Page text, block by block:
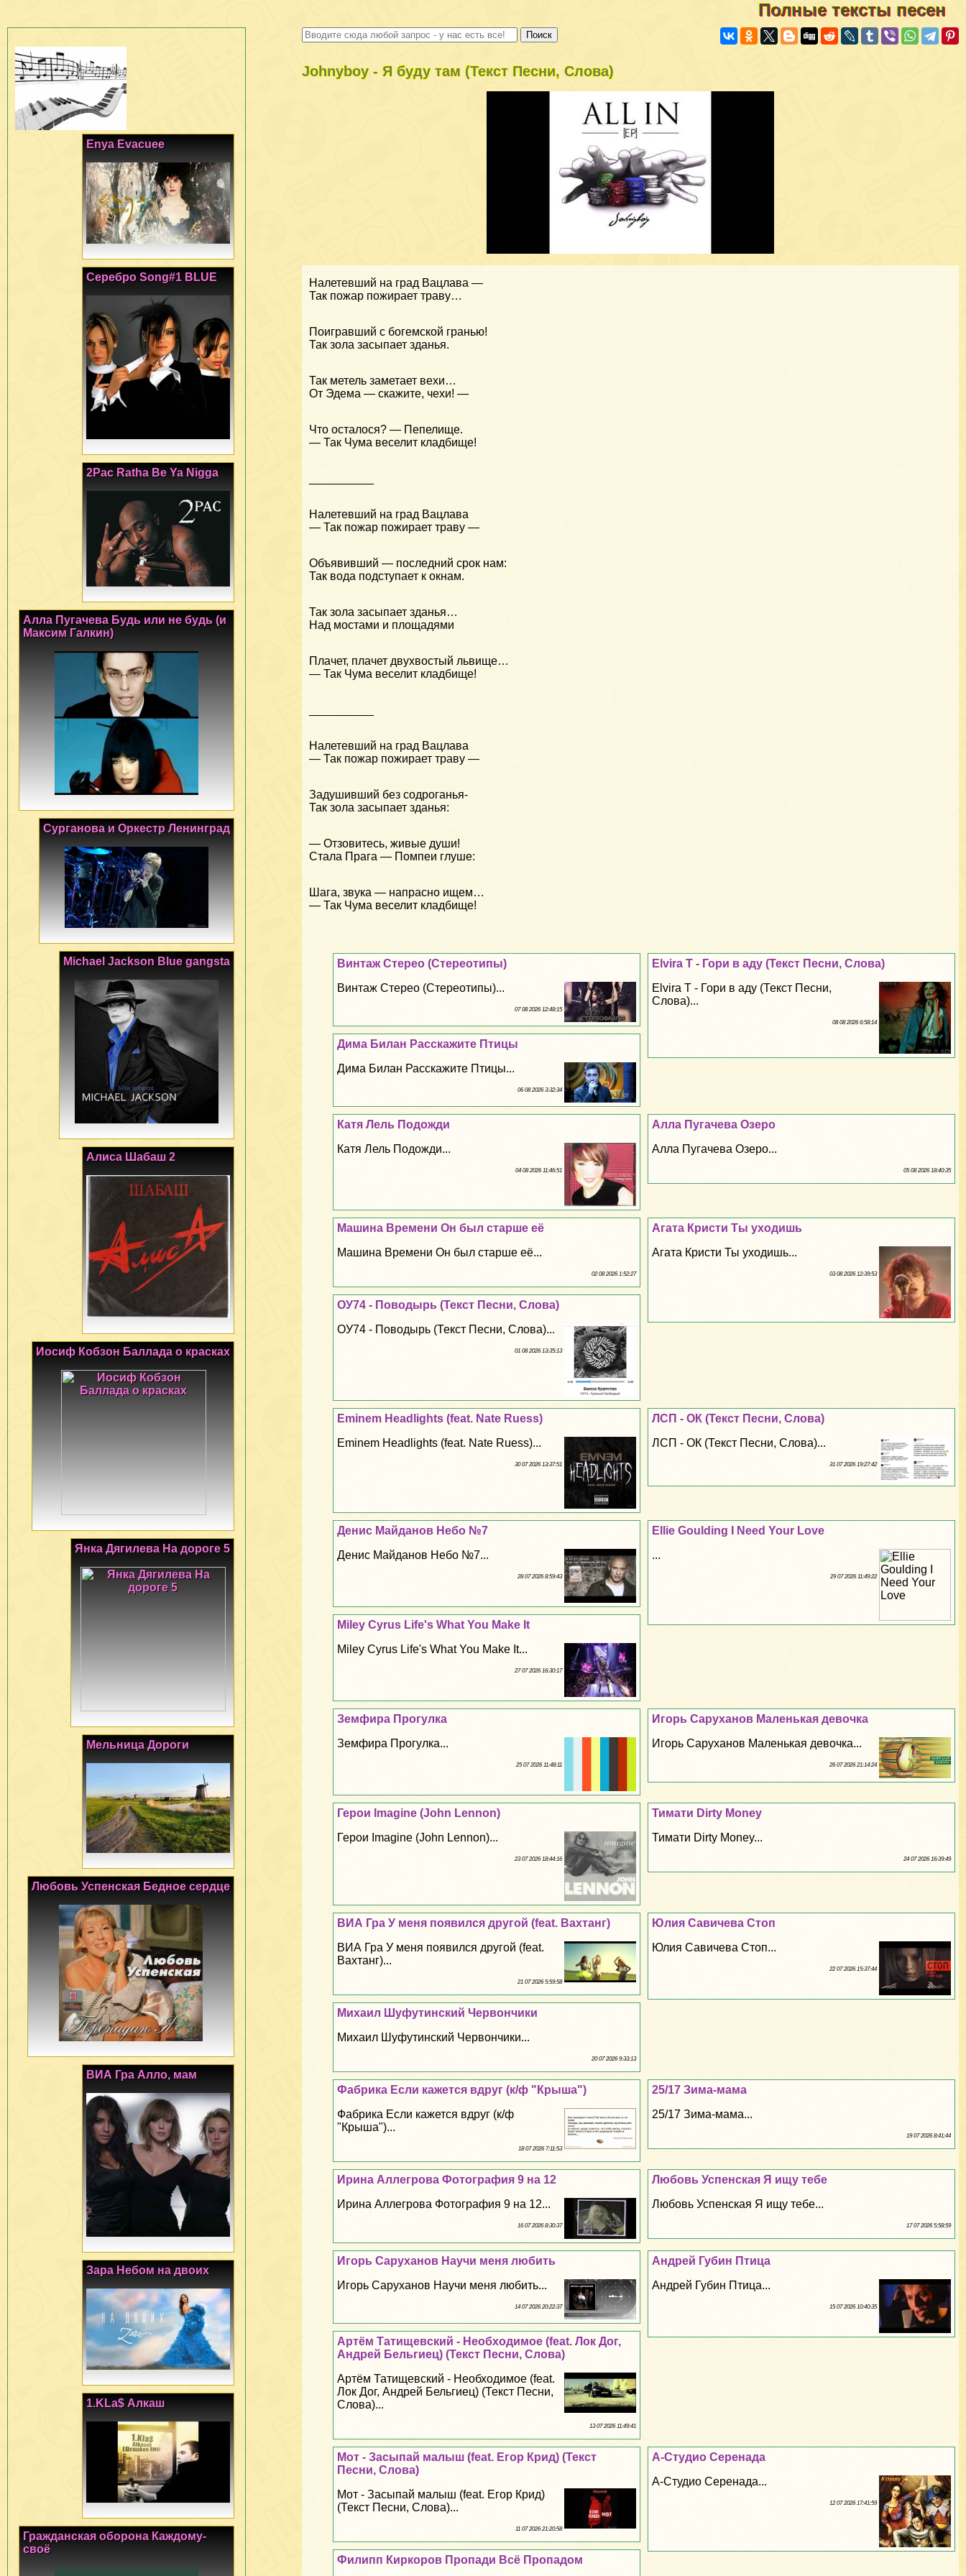
Полные тексты песен
Johnyboy - Я буду там (Текст Песни, Слова)
Налетевший на град Вацлава —
Так пожар пожирает траву…
Поигравший с богемской гранью!
Так зола засыпает зданья.
Так метель заметает вехи…
От Эдема — скажите, чехи! —
Что осталося? — Пепелище.
— Так Чума веселит кладбище!
Налетевший на град Вацлава
— Так пожар пожирает траву —
Объявивший — последний срок нам:
Так вода подступает к окнам.
Так зола засыпает зданья…
Над мостами и площадями
Плачет, плачет двухвостый львище…
— Так Чума веселит кладбище!
Налетевший на град Вацлава
— Так пожар пожирает траву —
Задушивший без содроганья-
Так зола засыпает зданья:
— Отзовитесь, живые души!
Стала Прага — Помпеи глуше:
Шага, звука — напрасно ищем…
— Так Чума веселит кладбище!
Elvira T - Гори в аду (Текст Песни, Слова)
Elvira T - Гори в аду (Текст Песни,
Слова)...
08 08 2026 6:58:14
Винтаж Стерео (Стереотипы)
Винтаж Стерео (Стереотипы)...
07 08 2026 12:48:15
Дима Билан Расскажите Птицы
Дима Билан Расскажите Птицы...
06 08 2026 3:32:34
Алла Пугачева Озеро
Алла Пугачева Озеро...
05 08 2026 18:40:35
Катя Лель Подожди
Катя Лель Подожди...
04 08 2026 11:46:51
Агата Кристи Ты уходишь
Агата Кристи Ты уходишь...
03 08 2026 12:39:53
Машина Времени Он был старше её
Машина Времени Он был старше её...
02 08 2026 1:52:27
ОУ74 - Поводырь (Текст Песни, Слова)
ОУ74 - Поводырь (Текст Песни, Слова)...
01 08 2026 13:35:13
ЛСП - ОК (Текст Песни, Слова)
ЛСП - ОК (Текст Песни, Слова)...
31 07 2026 19:27:42
Eminem Headlights (feat. Nate Ruess)
Eminem Headlights (feat. Nate Ruess)...
30 07 2026 13:37:51
Ellie Goulding I Need Your Love
...
29 07 2026 11:49:22
Денис Майданов Небо №7
Денис Майданов Небо №7...
28 07 2026 8:59:43
Miley Cyrus Life's What You Make It
Miley Cyrus Life's What You Make It...
27 07 2026 16:30:17
Игорь Саруханов Маленькая дeвoчка
Игорь Саруханов Маленькая дeвoчка...
26 07 2026 21:14:24
Земфира Прогулка
Земфира Прогулка...
25 07 2026 11:48:11
Тимати Dirty Money
Тимати Dirty Money...
24 07 2026 16:39:49
Герои Imagine (John Lennon)
Герои Imagine (John Lennon)...
23 07 2026 18:44:16
Юлия Савичева Стоп
Юлия Савичева Стоп...
22 07 2026 15:37:44
ВИА Гра У меня появился другой (feat. Вахтанг)
ВИА Гра У меня появился другой (feat.
Вахтанг)...
21 07 2026 5:59:58
Михаил Шуфутинский Червончики
Михаил Шуфутинский Червончики...
20 07 2026 9:33:13
25/17 Зима-мама
25/17 Зима-мама...
19 07 2026 8:41:44
Фабрика Если кажется вдруг (к/ф "Крыша")
Фабрика Если кажется вдруг (к/ф
"Крыша")...
18 07 2026 7:11:53
Любовь Успенская Я ищу тебе
Любовь Успенская Я ищу тебе...
17 07 2026 5:58:59
Ирина Аллегрова Фотография 9 на 12
Ирина Аллегрова Фотография 9 на 12...
16 07 2026 8:30:37
Андрей Губин Птица
Андрей Губин Птица...
15 07 2026 10:40:35
Игорь Саруханов Научи меня любить
Игорь Саруханов Научи меня любить...
14 07 2026 20:22:37
Артём Татищевский - Необходимое (feat. Лок Дог,
Андрей Бельгиец) (Текст Песни, Слова)
Артём Татищевский - Необходимое (feat.
Лок Дог, Андрей Бельгиец) (Текст Песни,
Слова)...
13 07 2026 11:49:41
А-Студио Серенада
А-Студио Серенада...
12 07 2026 17:41:59
Мот - Засыпай малыш (feat. Егор Крид) (Текст
Песни, Слова)
Мот - Засыпай малыш (feat. Егор Крид)
(Текст Песни, Слова)...
11 07 2026 21:20:58
Филипп Киркоров Пропади Всё Пропадом
Enya Evacuee
Серебро Song#1 BLUE
2Pac Ratha Be Ya Nigga
Алла Пугачева Будь или не будь (и
Максим Галкин)
Сурганова и Оркестр Ленинград
Michael Jackson Blue gangsta
Алиса Шабаш 2
Иосиф Кобзон Баллада о красках
Янка Дягилева На дороге 5
Мельница Дороги
Любовь Успенская Бедное сердце
ВИА Гра Алло, мам
Зара Небом на двоих
1.KLa$ Алкаш
Гражданская оборона Каждому-
своё